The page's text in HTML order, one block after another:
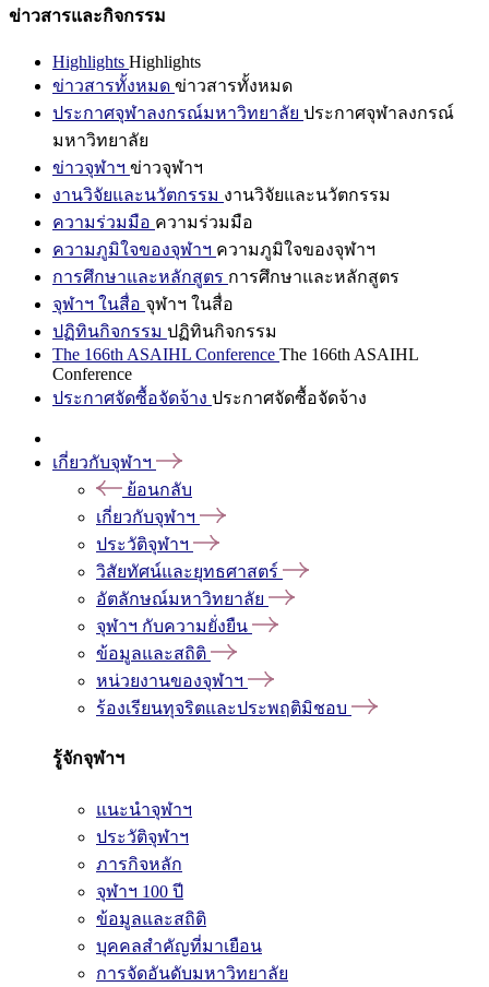
ข่าวสารและกิจกรรม
Highlights Highlights
ข่าวสารทั้งหมด ข่าวสารทั้งหมด
ประกาศจุฬาลงกรณ์มหาวิทยาลัย ประกาศจุฬาลงกรณ์
มหาวิทยาลัย
ข่าวจุฬาฯ ข่าวจุฬาฯ
งานวิจัยและนวัตกรรม งานวิจัยและนวัตกรรม
ความร่วมมือ ความร่วมมือ
ความภูมิใจของจุฬาฯ ความภูมิใจของจุฬาฯ
การศึกษาและหลักสูตร การศึกษาและหลักสูตร
จุฬาฯ ในสื่อ จุฬาฯ ในสื่อ
ปฏิทินกิจกรรม ปฏิทินกิจกรรม
The 166th ASAIHL Conference The 166th ASAIHL
Conference
ประกาศจัดซื้อจัดจ้าง ประกาศจัดซื้อจัดจ้าง
เกี่ยวกับจุฬาฯ
ย้อนกลับ
เกี่ยวกับจุฬาฯ
ประวัติจุฬาฯ
วิสัยทัศน์และยุทธศาสตร์
อัตลักษณ์มหาวิทยาลัย
จุฬาฯ กับความยั่งยืน
ข้อมูลและสถิติ
หน่วยงานของจุฬาฯ
ร้องเรียนทุจริตและประพฤติมิชอบ
รู้จักจุฬาฯ
แนะนำจุฬาฯ
ประวัติจุฬาฯ
ภารกิจหลัก
จุฬาฯ 100 ปี
ข้อมูลและสถิติ
บุคคลสำคัญที่มาเยือน
การจัดอันดับมหาวิทยาลัย